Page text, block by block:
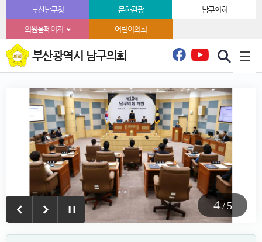
본문바로가기부산남구청 문화관광 남구의회
의원홈페이지 어린이의회
부산광역시 남구의회
4/5